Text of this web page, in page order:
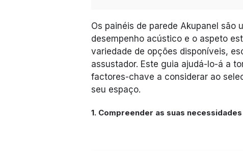
Os painéis de parede Akupanel são
desempenho acústico e o aspeto
variedade de opções disponíveis,
assustador. Este guia ajudá-lo-á a
factores-chave a considerar ao
seu espaço.
1. Compreender as suas necessidades